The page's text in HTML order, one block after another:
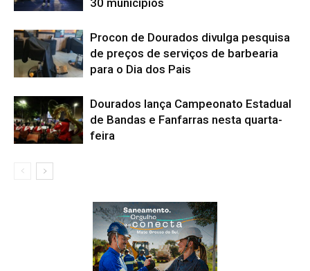
30 municípios
Procon de Dourados divulga pesquisa
de preços de serviços de barbearia
para o Dia dos Pais
Dourados lança Campeonato Estadual
de Bandas e Fanfarras nesta quarta-
feira